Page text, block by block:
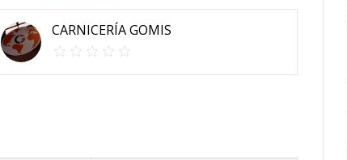
CARNICERÍA GOMIS